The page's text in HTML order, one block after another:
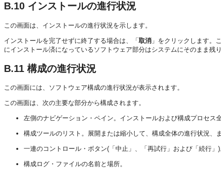
B.10 インストールの進行状況
この画面は、インストールの進行状況を示します。
インストールを完了せずに終了する場合は、「取消 」をクリックします。
にインストール済になっているソフトウェア部分はシステムにそのまま残
B.11 構成の進行状況
この画面には、ソフトウェア構成の進行状況が表示されます。
この画面は、次の主要な部分から構成されます。
左側のナビゲーション・ペイン。インストールおよび構成プロセス
構成ツールのリスト。展開または縮小して、構成全体の進行状況
一連のコントロール・ボタン(「中止」、「再試行」および「続行
構成ログ・ファイルの名前と場所。